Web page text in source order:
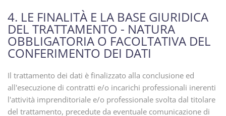
4. LE FINALITÀ E LA BASE GIURIDICA
DEL TRATTAMENTO - NATURA
OBBLIGATORIA O FACOLTATIVA DEL
CONFERIMENTO DEI DATI
Il trattamento dei dati è finalizzato alla conclusione ed
all'esecuzione di contratti e/o incarichi professionali inerenti
l'attività imprenditoriale e/o professionale svolta dal titolare
del trattamento, precedute da eventuale comunicazione di